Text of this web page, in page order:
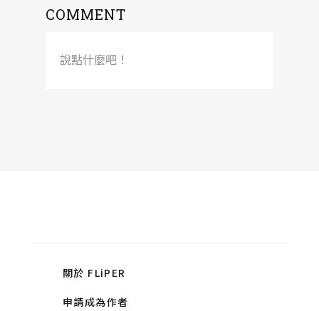
COMMENT
說點什麼吧！
關於 FLiPER
申請成為作者